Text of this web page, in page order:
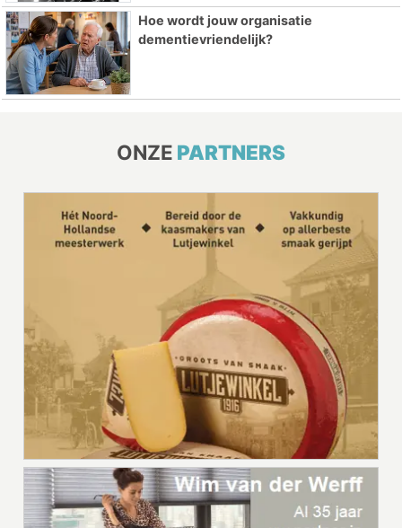
Hoe wordt jouw organisatie
dementievriendelijk?
ONZE PARTNERS